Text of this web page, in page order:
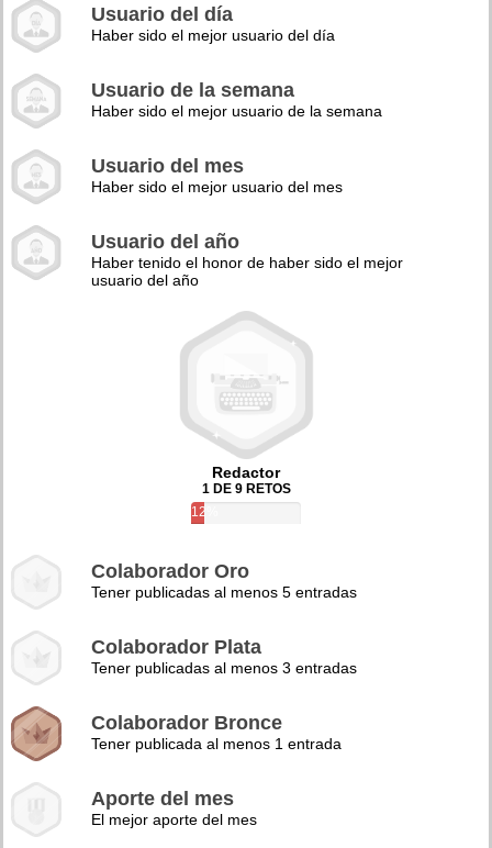
Usuario del día
Haber sido el mejor usuario del día
Usuario de la semana
Haber sido el mejor usuario de la semana
Usuario del mes
Haber sido el mejor usuario del mes
Usuario del año
Haber tenido el honor de haber sido el mejor
usuario del año
Redactor
1 DE 9 RETOS
12%
Colaborador Oro
Tener publicadas al menos 5 entradas
Colaborador Plata
Tener publicadas al menos 3 entradas
Colaborador Bronce
Tener publicada al menos 1 entrada
Aporte del mes
El mejor aporte del mes